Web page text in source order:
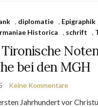
, diplomatie , Epigraphik
Historica , schrift ,
bei den MGH
Keine Kommentare
Jahrhundert vor